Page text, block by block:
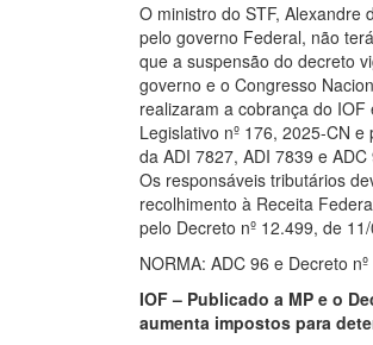
O ministro do STF, Alexandre
pelo governo Federal, não
que a suspensão do decreto
governo e o Congresso
realizaram a cobrança do
Legislativo nº 176, 2025-CN
da ADI 7827, ADI 7839 e
Os responsáveis tributários
recolhimento à Receita
pelo Decreto nº 12.499, de
NORMA: ADC 96 e Decreto
IOF – Publicado a MP e o
aumenta impostos para